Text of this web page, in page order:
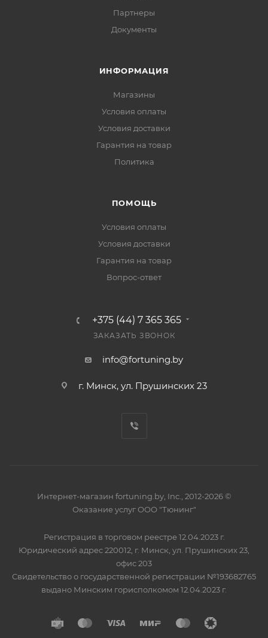
Партнеры
Документы
ИНФОРМАЦИЯ
Магазины
Условия оплаты
Условия доставки
Гарантия на товар
Политика
ПОМОЩЬ
Условия оплаты
Условия доставки
Гарантия на товар
Вопрос-ответ
+375 (44) 7 365 365
ЗАКАЗАТЬ ЗВОНОК
info@fortuning.by
г. Минск, ул. Прушинских 23
Интернет-магазин fortuning.by, Inc., 2012-2026 ©
Оказание услуг ООО "Тюнинг"
Регистрация в торговом реестре 12.04.2023 г.
Юридический адрес 220012, г. Минск, ул. Прушинских 23,
офис 203
Свидетельство о государственной регистрации №193682765
выдано Минским горисполкомом 12.04.2023 г.